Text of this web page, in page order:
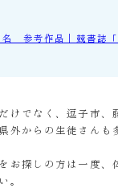
参考作品｜競書誌「
けでなく、逗子市、
外からの生徒さんも
お探しの方は一度、
。